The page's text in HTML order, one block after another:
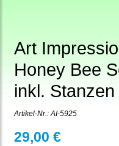
Art
Honey Bee
inkl. Stanzen
Artikel-Nr.: AI-5925
29,00 €